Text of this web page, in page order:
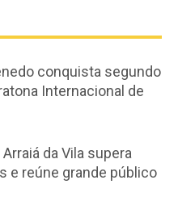
conquista segundo
Internacional de
da Vila supera
e reúne grande público